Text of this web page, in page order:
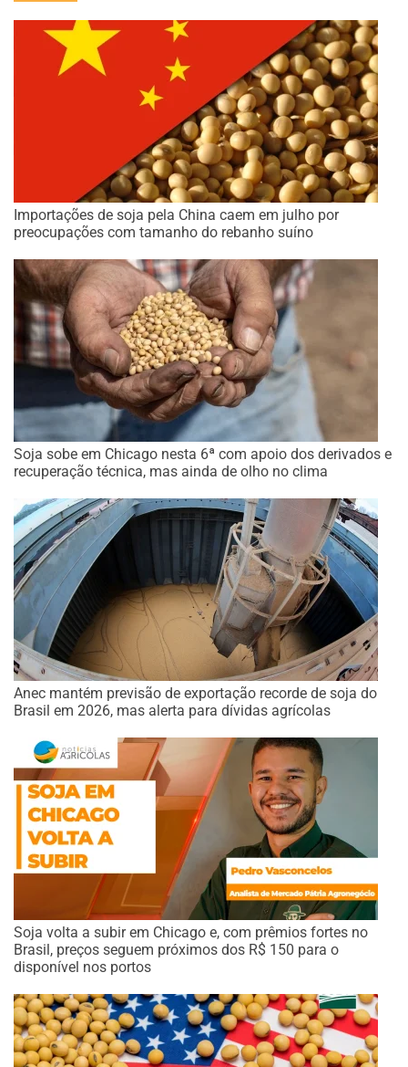
Importações de soja pela China caem em julho por
preocupações com tamanho do rebanho suíno
Soja sobe em Chicago nesta 6ª com apoio dos derivados e
recuperação técnica, mas ainda de olho no clima
Anec mantém previsão de exportação recorde de soja do
Brasil em 2026, mas alerta para dívidas agrícolas
Soja volta a subir em Chicago e, com prêmios fortes no
Brasil, preços seguem próximos dos R$ 150 para o
disponível nos portos